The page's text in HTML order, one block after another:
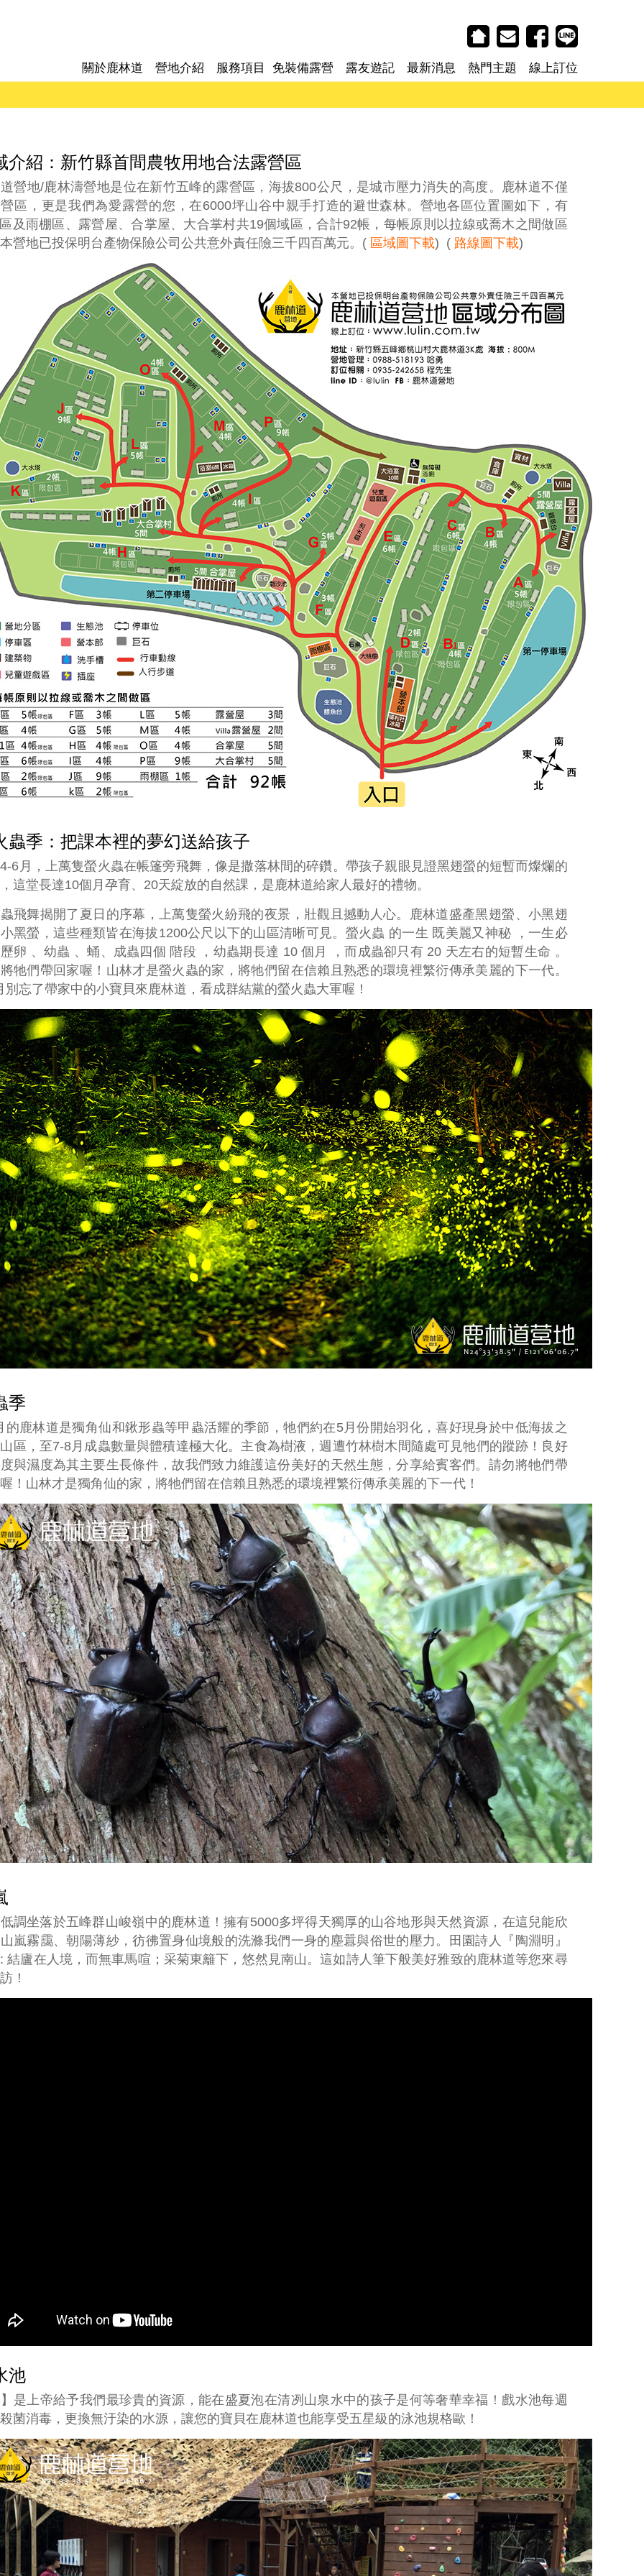
FB紛絲專頁
聯絡我們
回首頁
線上訂位
熱門主題
最新消息
露友遊記
免裝備露營
服務項目
營地介紹
關於鹿林道
介紹：新竹縣首間農牧用地合法露營區
營地/鹿林濤營地是位在新竹五峰的露營區，海拔800公尺，是城市壓力消失的高度。鹿林道不僅
區，更是我們為愛露營的您，在6000坪山谷中親手打造的避世森林。營地各區位置圖如下，有
及雨棚區、露營屋、合掌屋、大合掌村共19個域區，合計92帳，每帳原則以拉線或喬木之間做區
營地已投保明台產物保險公司公共意外責任險三千四百萬元。( 區域圖下載) ( 路線圖下載)
蟲季：把課本裡的夢幻送給孩子
6月，上萬隻螢火蟲在帳篷旁飛舞，像是撒落林間的碎鑽。帶孩子親眼見證黑翅螢的短暫而燦爛的
這堂長達10個月孕育、20天綻放的自然課，是鹿林道給家人最好的禮物。
飛舞揭開了夏日的序幕，上萬隻螢火紛飛的夜景，壯觀且撼動人心。鹿林道盛產黑翅螢、小黑翅
黑螢，這些種類皆在海拔1200公尺以下的山區清晰可見。螢火蟲 的一生 既美麗又神秘 ，一生必
卵 、幼蟲 、蛹、成蟲四個 階段 ，幼蟲期長達 10 個月 ，而成蟲卻只有 20 天左右的短暫生命 。
牠們帶回家喔！山林才是螢火蟲的家，將牠們留在信賴且熟悉的環境裡繁衍傳承美麗的下一代。
別忘了帶家中的小寶貝來鹿林道，看成群結黨的螢火蟲大軍喔！
季
的鹿林道是獨角仙和鍬形蟲等甲蟲活耀的季節，牠們約在5月份開始羽化，喜好現身於中低海拔之
區，至7-8月成蟲數量與體積達極大化。主食為樹液，週遭竹林樹木間隨處可見牠們的蹤跡！良好
與濕度為其主要生長條件，故我們致力維護這份美好的天然生態，分享給賓客們。請勿將牠們帶
！山林才是獨角仙的家，將牠們留在信賴且熟悉的環境裡繁衍傳承美麗的下一代！
調坐落於五峰群山峻嶺中的鹿林道！擁有5000多坪得天獨厚的山谷地形與天然資源，在這兒能欣
嵐霧靄、朝陽薄紗，彷彿置身仙境般的洗滌我們一身的塵囂與俗世的壓力。田園詩人『陶淵明』
結廬在人境，而無車馬喧；采菊東籬下，悠然見南山。這如詩人筆下般美好雅致的鹿林道等您來尋
！
池
是上帝給予我們最珍貴的資源，能在盛夏泡在清冽山泉水中的孩子是何等奢華幸福！戲水池每週
菌消毒，更換無汙染的水源，讓您的寶貝在鹿林道也能享受五星級的泳池規格歐！